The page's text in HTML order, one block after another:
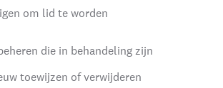
om lid te worden
die in behandeling zijn
toewijzen of verwijderen